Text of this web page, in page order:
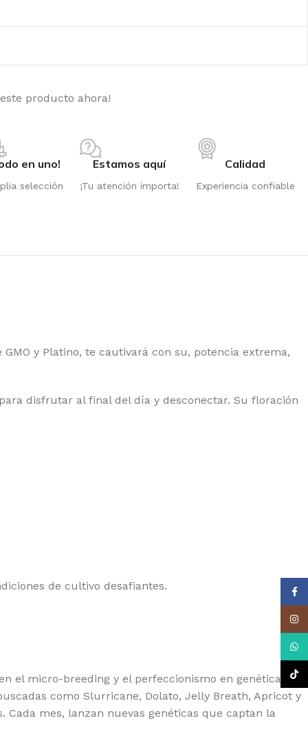
KUSH BROTHERS
producto ahora!
en uno!
selección
Estamos aquí
¡Tu atención importa!
Calidad
Experiencia confiable
y Platino, te cautivará con su, potencia extrema,
disfrutar al final del día y desconectar. Su floración
de cultivo desafiantes.
el micro-breeding y el perfeccionismo en genética de
como Slurricane, Dolato, Jelly Breath, Apricot y
mes, lanzan nuevas genéticas que captan la